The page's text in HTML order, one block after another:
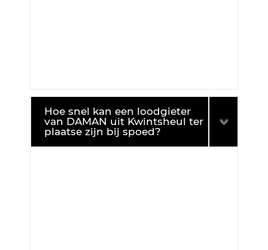
Hoe snel kan een loodgieter
van DAMAN uit Kwintsheul ter
plaatse zijn bij spoed?